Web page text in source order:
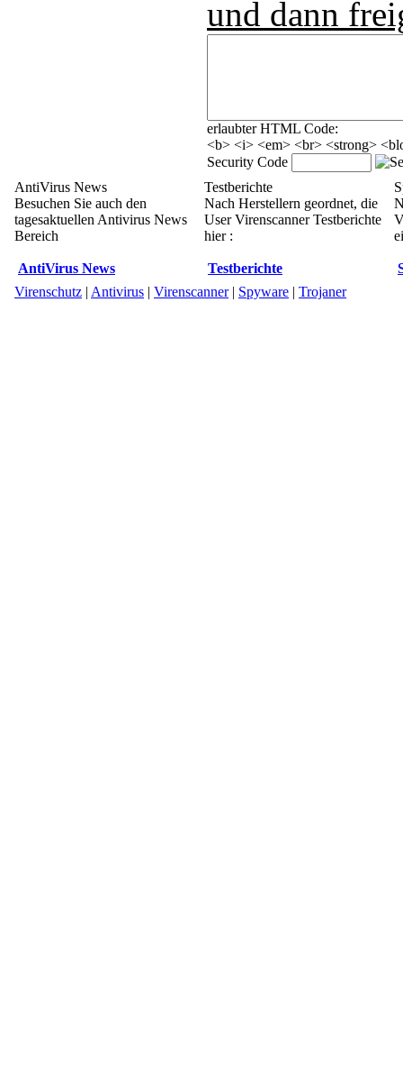
und dann
erlaubter HTML Code:
<b> <i> <em> <br> <strong>
Security Code
AntiVirus News
Besuchen Sie auch den
tagesaktuellen Antivirus News
Bereich
AntiVirus News
Testberichte
Nach Herstellern geordnet, die
User Virenscanner Testberichte
hier :
Testberichte
Virenschutz | Antivirus | Virenscanner| Spyware | Trojaner